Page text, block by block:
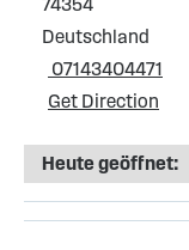
74354
Deutschland
07143404471
Get Direction
Heute geöffnet: